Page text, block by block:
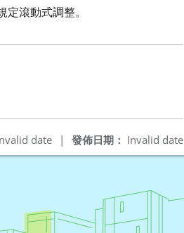
滾動式調整。
發佈日期： Invalid date
date |